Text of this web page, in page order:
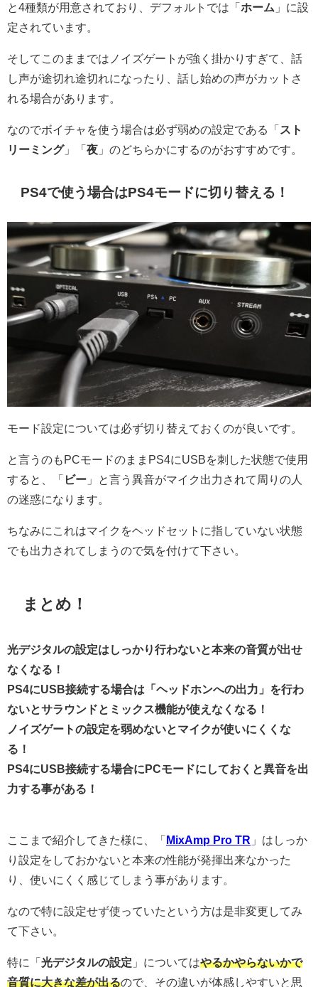
と4種類が用意されており、デフォルトでは「 ホーム 」に設
定されています。
そしてこのままではノイズゲートが強く掛かりすぎて、話
し声が途切れ途切れになったり、話し始めの声がカットさ
れる場合があります。
なのでボイチャを使う場合は必ず弱めの設定である「 スト
リーミング」「 夜 」のどちらかにするのがおすすめです。
PS4で使う場合はPS4モードに切り替える！
モード設定については必ず切り替えておくのが良いです。
と言うのもPCモードのままPS4にUSBを刺した状態で使用
すると、「 ビー 」と言う異音がマイク出力されて周りの人
の迷惑になります。
ちなみにこれはマイクをヘッドセットに指していない状態
でも出力されてしまうので気を付けて下さい。
まとめ！
光デジタルの設定はしっかり行わないと本来の音質が出せ
なくなる！
PS4にUSB接続する場合は「ヘッドホンへの出力」を行わ
ないとサラウンドとミックス機能が使えなくなる！
ノイズゲートの設定を弱めないとマイクが使いにくくな
る！
PS4にUSB接続する場合にPCモードにしておくと異音を出
力する事がある！
ここまで紹介してきた様に、「 MixAmp Pro TR 」はしっか
り設定をしておかないと本来の性能が発揮出来なかった
り、使いにくく感じてしまう事があります。
なので特に設定せず使っていたという方は是非変更してみ
て下さい。
特に「 光デジタルの設定 」についてはやるかやらないかで
音質に大きな差が出るので、その違いが体感しやすいと思